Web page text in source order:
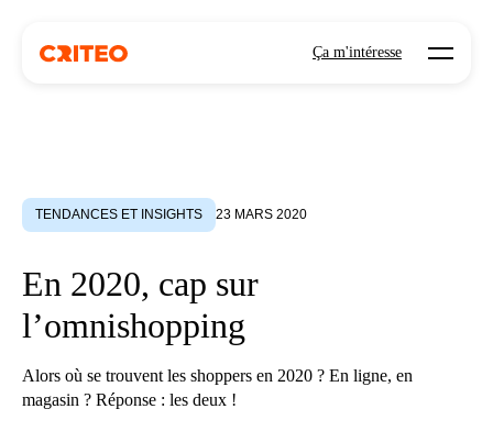
Ça m'intéresse Open
TENDANCES ET INSIGHTS 23 MARS 2020
En 2020, cap sur
l’omnishopping
Alors où se trouvent les shoppers en 2020 ? En ligne, en
magasin ? Réponse : les deux !